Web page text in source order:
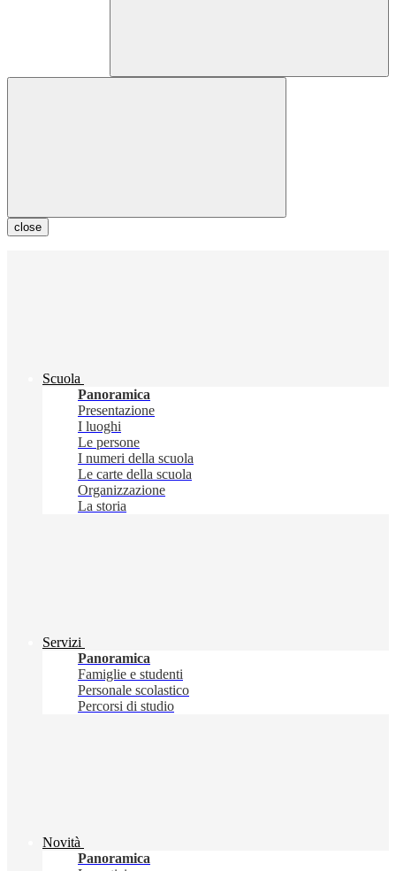
close
Scuola
Panoramica
Presentazione
I luoghi
Le persone
I numeri della scuola
Le carte della scuola
Organizzazione
La storia
Servizi
Panoramica
Famiglie e studenti
Personale scolastico
Percorsi di studio
Novità
Panoramica